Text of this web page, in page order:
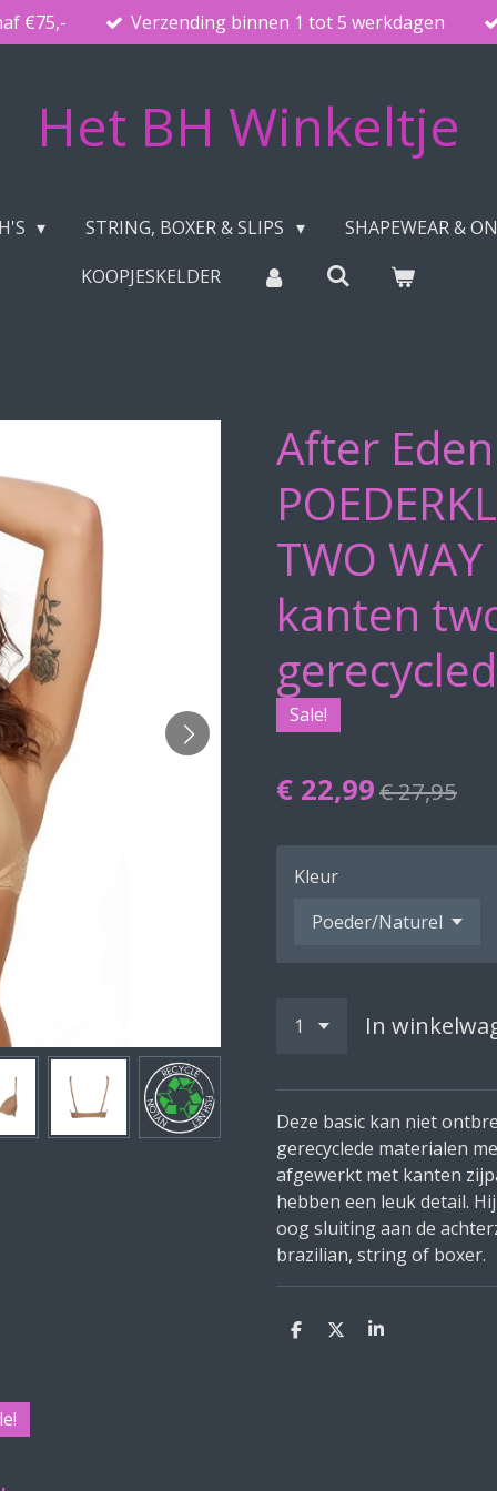
€75,- Verzending binnen 1 tot 5 werkdagen
Het BH Winkeltje
STRING, BOXER & SLIPS SHAPEWEAR &
KOOPJESKELDER
After Eden
TWO
kanten
Sale!
€ 22,99€ 27,95
Kleur
In
Deze basic kan niet
gerecyclede materialen
afgewerkt met kanten
hebben een leuk detail.
oog sluiting aan de
brazilian, string of boxer.
D
D
S